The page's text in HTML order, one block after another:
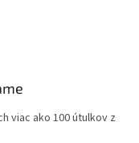
viac ako 100 útulkov z